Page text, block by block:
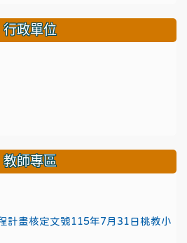
行政單位
教師專區
計畫核定文號115年7月31日桃教小